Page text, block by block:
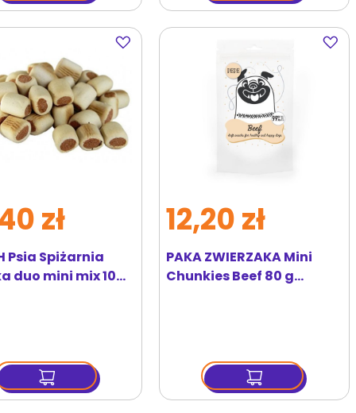
Dodaj
do
Psia Spiżarnia
duo mini mix 10
zł
Dodaj
do
PAKA ZWIERZAKA Mini
Chunkies Beef 80 g
12,20 zł